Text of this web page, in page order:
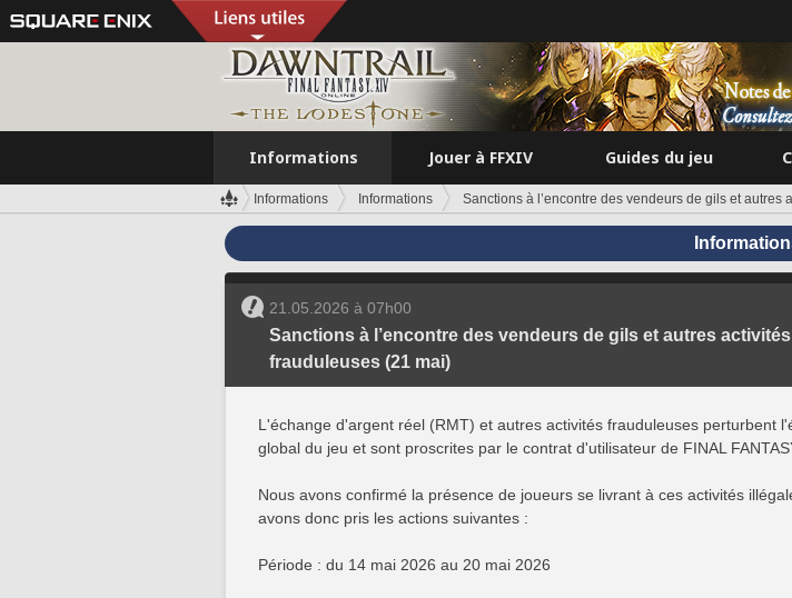
Informations Jouer à FFXIV Guides du jeu
Informations Informations Sanctions à l’encontre des vendeurs de gils et autres
21.05.2026 à 07h00
Sanctions à l’encontre des vendeurs de gils et autres activités
frauduleuses (21 mai)
L'échange d'argent réel (RMT) et autres activités frauduleuses perturbent
global du jeu et sont proscrites par le contrat d'utilisateur de FINAL
Nous avons confirmé la présence de joueurs se livrant à ces activités
avons donc pris les actions suivantes :
Période : du 14 mai 2026 au 20 mai 2026